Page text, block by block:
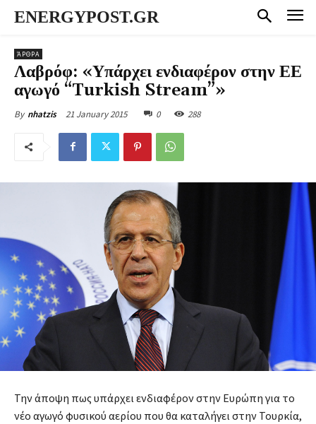
ENERGYPOST.GR
ΆΡΘΡΑ
Λαβρόφ: «Υπάρχει ενδιαφέρον στην ΕΕ
αγωγό “Turkish Stream”»
By nhatzis 21 January 2015 0 288
Την άποψη πως υπάρχει ενδιαφέρον στην Ευρώπη για το
νέο αγωγό φυσικού αερίου που θα καταλήγει στην Τουρκία,